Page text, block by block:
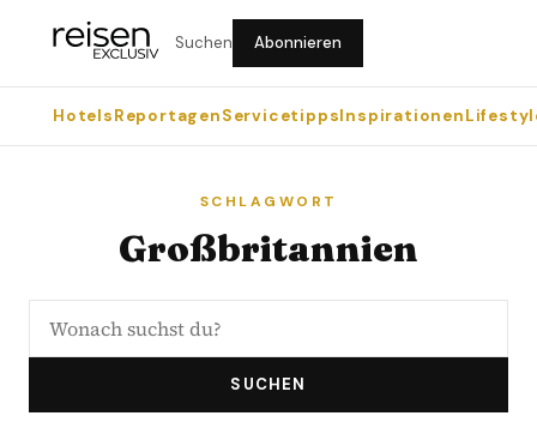
Suchen Abonnieren
HotelsReportagenServicetippsInspirationen
SCHLAGWORT
Großbritannien
SUCHEN